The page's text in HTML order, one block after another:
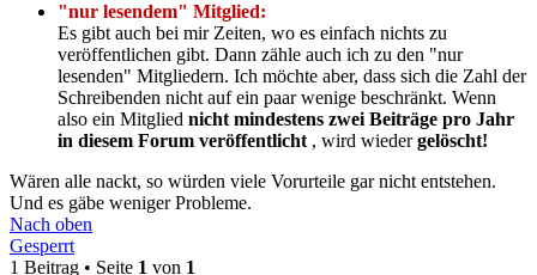
"nur lesendem" Mitglied:
Es gibt auch bei mir Zeiten, wo es einfach nichts zu
veröffentlichen gibt. Dann zähle auch ich zu den "nur
lesenden" Mitgliedern. Ich möchte aber, dass sich die Zahl der
Schreibenden nicht auf ein paar wenige beschränkt. Wenn
also ein Mitglied nicht mindestens zwei Beiträge pro Jahr
in diesem Forum veröffentlicht , wird wiedergelöscht!
Wären alle nackt, so würden viele Vorurteile gar nicht entstehen.
Und es gäbe weniger Probleme.
Nach oben
Gesperrt
1 Beitrag • Seite 1 von 1